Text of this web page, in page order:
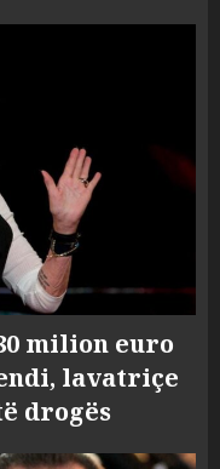
milion euro
lavatriçe
drogës